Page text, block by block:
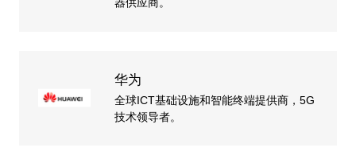
器供应商。
华为
全球ICT基础设施和智能终端提供商，5G
技术领导者。